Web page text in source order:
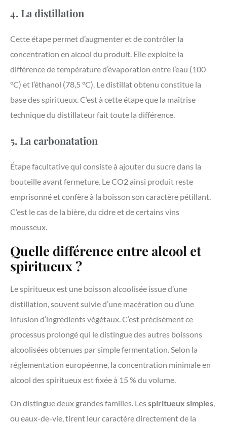
4. La distillation
Cette étape permet d’augmenter et de contrôler la
concentration en alcool du produit. Elle exploite la
différence de température d’évaporation entre l’eau (100
°C) et l’éthanol (78,5 °C). Le distillat obtenu constitue la
base des spiritueux. C’est à cette étape que la maîtrise
technique du distillateur fait toute la différence.
5. La carbonatation
Étape facultative qui consiste à ajouter du sucre dans la
bouteille avant fermeture. Le CO2 ainsi produit reste
emprisonné et confère à la boisson son caractère pétillant.
C’est le cas de la bière, du cidre et de certains vins
mousseux.
Quelle différence entre alcool et
spiritueux ?
Le spiritueux est une boisson alcoolisée issue d’une
distillation, souvent suivie d’une macération ou d’une
infusion d’ingrédients végétaux. C’est précisément ce
processus prolongé qui le distingue des autres boissons
alcoolisées obtenues par simple fermentation. Selon la
réglementation européenne, la concentration minimale en
alcool des spiritueux est fixée à 15 % du volume.
On distingue deux grandes familles. Lesspiritueux simples,
ou eaux-de-vie, tirent leur caractère directement de la